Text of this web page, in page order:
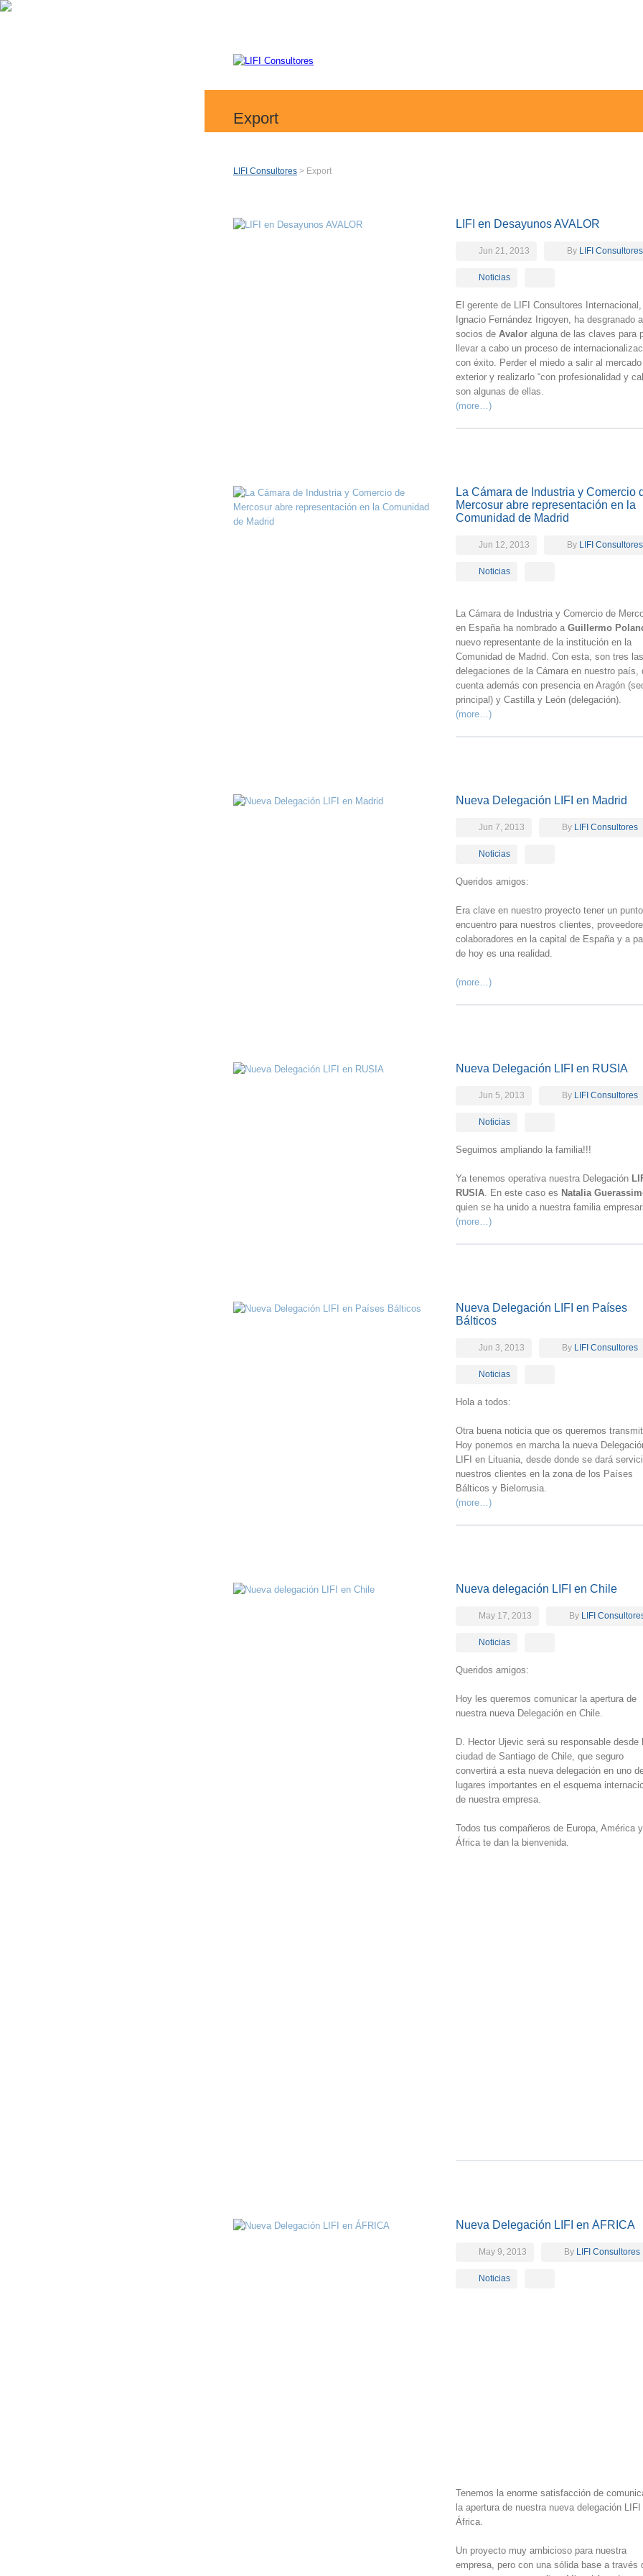
Export
LIFI Consultores > Export
LIFI en Desayunos AVALOR
Jun 21, 2013 By LIFI Consultores
Noticias
El gerente de LIFI Consultores
Ignacio Fernández Irigoyen, ha desgranado
socios de Avalor alguna de las claves para
llevar a cabo un proceso de
con éxito. Perder el miedo a salir al mercado
exterior y realizarlo “con profesionalidad y
son algunas de ellas.
(more…)
La Cámara de Industria y Comercio
Mercosur abre representación en la
Comunidad de Madrid
Jun 12, 2013 By LIFI Consultores
Noticias
La Cámara de Industria y Comercio de
en España ha nombrado a Guillermo
nuevo representante de la institución en la
Comunidad de Madrid. Con esta, son tres las
delegaciones de la Cámara en nuestro país,
cuenta además con presencia en Aragón
principal) y Castilla y León (delegación).
(more…)
Nueva Delegación LIFI en Madrid
Jun 7, 2013 By LIFI Consultores
Noticias
Queridos amigos:
Era clave en nuestro proyecto tener un
encuentro para nuestros clientes,
colaboradores en la capital de España y a
de hoy es una realidad.
(more…)
Nueva Delegación LIFI en RUSIA
Jun 5, 2013 By LIFI Consultores
Noticias
Seguimos ampliando la familia!!!
Ya tenemos operativa nuestra Delegación
RUSIA. En este caso es Natalia
quien se ha unido a nuestra familia
(more…)
Nueva Delegación LIFI en Países
Bálticos
Jun 3, 2013 By LIFI Consultores
Noticias
Hola a todos:
Otra buena noticia que os queremos
Hoy ponemos en marcha la nueva
LIFI en Lituania, desde donde se dará
nuestros clientes en la zona de los Países
Bálticos y Bielorrusia.
(more…)
Nueva delegación LIFI en Chile
May 17, 2013 By LIFI
Noticias
Queridos amigos:
Hoy les queremos comunicar la apertura de
nuestra nueva Delegación en Chile.
D. Hector Ujevic será su responsable desde
ciudad de Santiago de Chile, que seguro
convertirá a esta nueva delegación en uno
lugares importantes en el esquema
de nuestra empresa.
Todos tus compañeros de Europa, América y
África te dan la bienvenida.
Nueva Delegación LIFI en ÁFRICA
May 9, 2013 By LIFI Consultores
Noticias
Tenemos la enorme satisfacción de
la apertura de nuestra nueva delegación LIFI
África.
Un proyecto muy ambicioso para nuestra
empresa, pero con una sólida base a través